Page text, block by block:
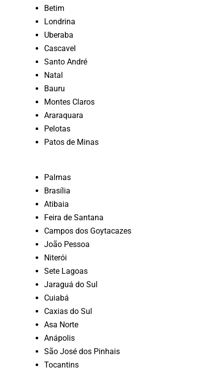
Betim
Londrina
Uberaba
Cascavel
Santo André
Natal
Bauru
Montes Claros
Araraquara
Pelotas
Patos de Minas
Palmas
Brasília
Atibaia
Feira de Santana
Campos dos Goytacazes
João Pessoa
Niterói
Sete Lagoas
Jaraguá do Sul
Cuiabá
Caxias do Sul
Asa Norte
Anápolis
São José dos Pinhais
Tocantins